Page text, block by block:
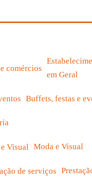
em Geral
Buffets, festas e
Moda e Visual